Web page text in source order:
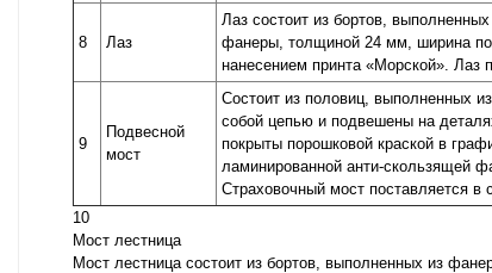
8 Лаз
Лаз состоит из бортов,
фанеры, толщиной 24 мм, ширина
нанесением принта «Морской». Лаз
9
Подвесной
мост
Состоит из половиц, выполненных
собой цепью и подвешены на
покрыты порошковой краской в
ламинированной анти-скользящей
Страховочный мост поставляется в
10
Мост лестница
Мост лестница состоит из бортов, выполненных из